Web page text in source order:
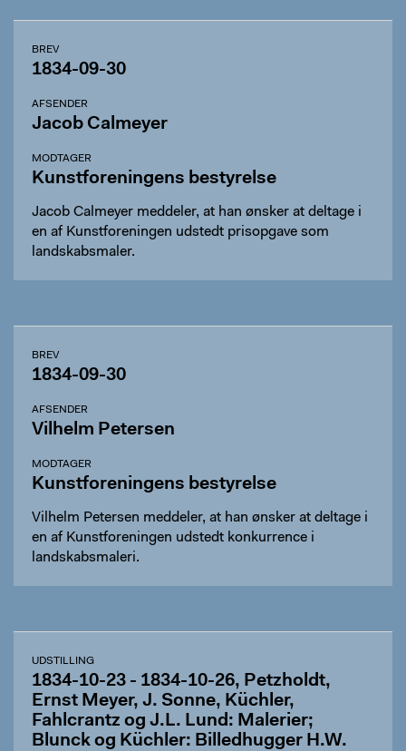
BREV
1834-09-30
AFSENDER
Jacob Calmeyer
MODTAGER
Kunstforeningens bestyrelse
Jacob Calmeyer meddeler, at han ønsker at deltage i
en af Kunstforeningen udstedt prisopgave som
landskabsmaler.
BREV
1834-09-30
AFSENDER
Vilhelm Petersen
MODTAGER
Kunstforeningens bestyrelse
Vilhelm Petersen meddeler, at han ønsker at deltage i
en af Kunstforeningen udstedt konkurrence i
landskabsmaleri.
UDSTILLING
1834-10-23 - 1834-10-26, Petzholdt,
Ernst Meyer, J. Sonne, Küchler,
Fahlcrantz og J.L. Lund: Malerier;
Blunck og Küchler: Billedhugger H.W.